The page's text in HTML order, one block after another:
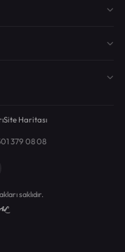
Site Haritası
379 08 08
saklıdır.